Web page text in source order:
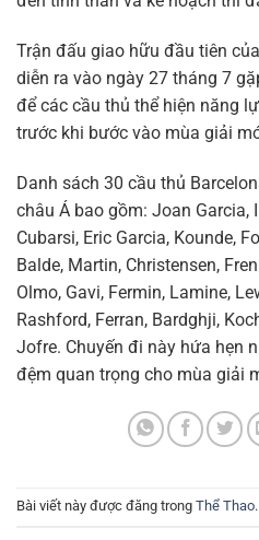
Trận đấu giao hữu đầu tiên
diễn ra vào ngày 27 tháng 7
để các cầu thủ thể hiện năng
trước khi bước vào mùa giải
Danh sách 30 cầu thủ
châu Á bao gồm: Joan Garcia,
Cubarsi, Eric Garcia, Kounde,
Balde, Martin, Christensen,
Olmo, Gavi, Fermin, Lamine,
Rashford, Ferran, Bardghji,
Jofre. Chuyến đi này hứa hẹn
đệm quan trọng cho mùa giải
Bài viết này được đăng trong Thể Thao